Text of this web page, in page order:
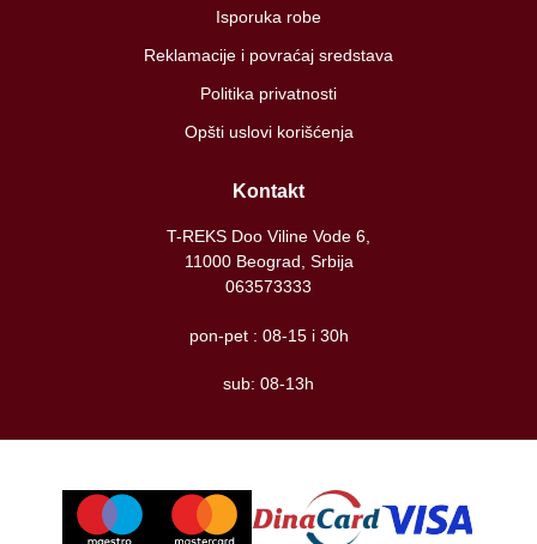
Isporuka robe
Reklamacije i povraćaj sredstava
Politika privatnosti
Opšti uslovi korišćenja
Kontakt
T-REKS Doo Viline Vode 6,
11000 Beograd, Srbija
063573333
pon-pet : 08-15 i 30h
sub: 08-13h